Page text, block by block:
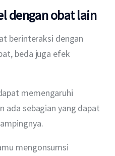
dengan obat lain
berinteraksi dengan
beda juga efek
memengaruhi
ada sebagian yang dapat
mengonsumsi